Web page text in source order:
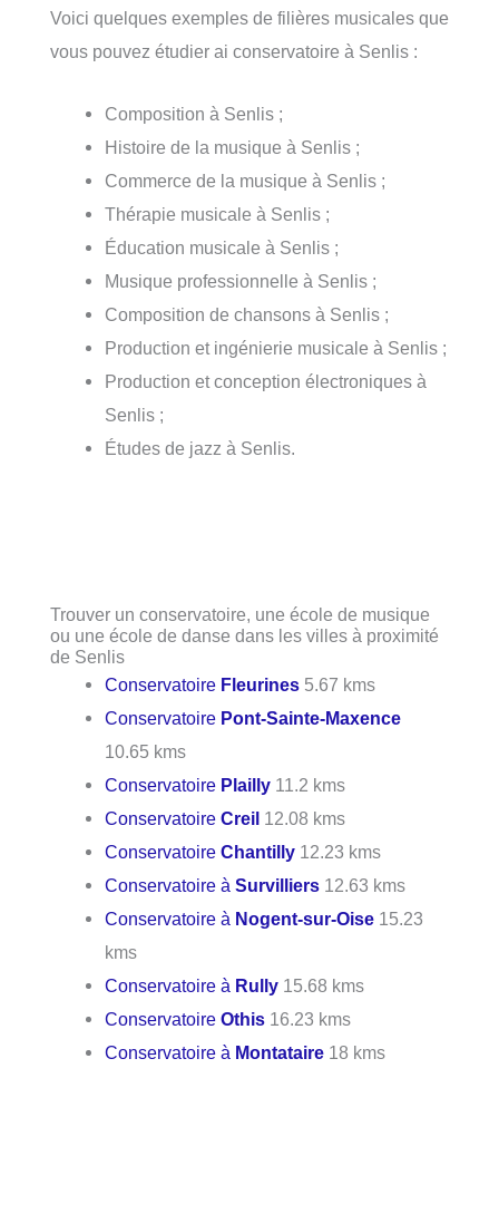
Voici quelques exemples de filières musicales que
vous pouvez étudier ai conservatoire à Senlis :
Composition à Senlis ;
Histoire de la musique à Senlis ;
Commerce de la musique à Senlis ;
Thérapie musicale à Senlis ;
Éducation musicale à Senlis ;
Musique professionnelle à Senlis ;
Composition de chansons à Senlis ;
Production et ingénierie musicale à Senlis ;
Production et conception électroniques à
Senlis ;
Études de jazz à Senlis.
Trouver un conservatoire, une école de musique
ou une école de danse dans les villes à proximité
de Senlis
Conservatoire Fleurines 5.67 kms
Conservatoire Pont-Sainte-Maxence
10.65 kms
Conservatoire Plailly 11.2 kms
ConservatoireCreil 12.08 kms
ConservatoireChantilly 12.23 kms
Conservatoire àSurvilliers 12.63 kms
Conservatoire à Nogent-sur-Oise 15.23
kms
Conservatoire à Rully 15.68 kms
ConservatoireOthis 16.23 kms
Conservatoire à Montataire 18 kms